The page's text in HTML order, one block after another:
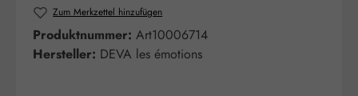
Zum Merkzettel hinzufügen
Produktnummer: Art10006714
Hersteller: DEVA les émotions